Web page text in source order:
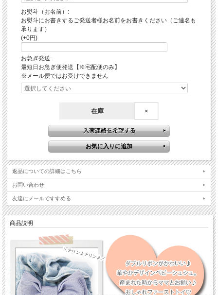
お熨斗（お名前）:
お熨斗にお書きするご発送者様お名前をお書きください（ご連名も
承ります）
(+0円)
お急ぎ発送:
最短日お急ぎ便発送【※宅配便のみ】
※メール便ではお受けできません
在庫 ×
返品についての詳細はこちら
お問い合わせ
友達にメールですすめる
商品説明